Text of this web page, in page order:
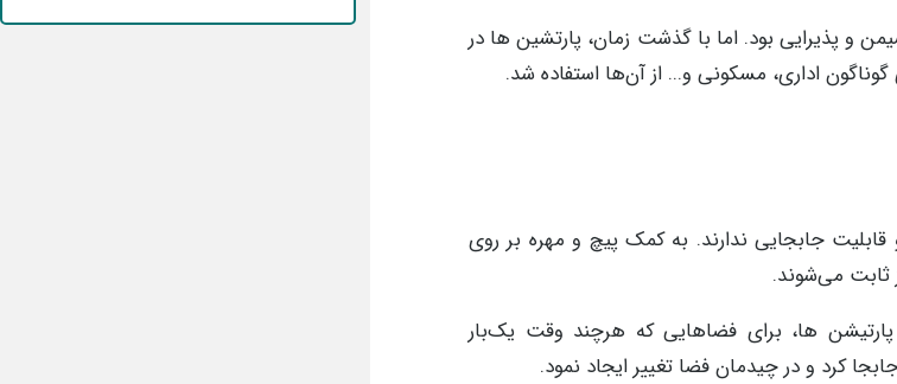
و پذیرایی بود. اما با گذشت زمان، پارتشین‌ ها در
اداری، مسکونی و... از آن‌ها استفاده شد.
جابجایی ندارند. به کمک پیچ و مهره بر روی
ثابت می‌شوند.
ها، برای فضاهایی که هرچند وقت یک‌بار
کرد و در چیدمان فضا تغییر ایجاد نمود.